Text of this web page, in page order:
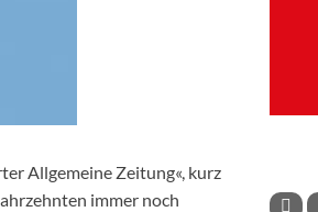
Allgemeine Zeitung«, kurz
immer noch